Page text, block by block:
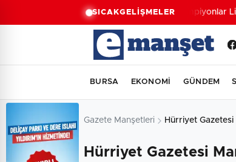
SICAKGELİŞMELERŞampiyonlar
BURSA EKONOMİ GÜNDEM
Gazete Manşetleri Hürriyet Gazetesi
Hürriyet Gazetesi